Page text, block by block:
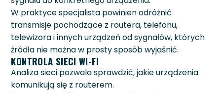
W praktyce specjalista powinien odróżnić
transmisje pochodzące z routera, telefonu,
telewizora i innych urządzeń od sygnałów, których
źródła nie można w prosty sposób wyjaśnić.
KONTROLA SIECI WI-FI
Analiza sieci pozwala sprawdzić, jakie urządzenia
komunikują się z routerem.